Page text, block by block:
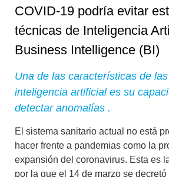
COVID-19 podría evitar
técnicas de Inteligencia
Business Intelligence (BI)
Una de las características de
inteligencia artificial es su
detectar anomalías .
El sistema sanitario actual no está
hacer frente a pandemias como la
expansión del coronavirus. Esta es
por la que el 14 de marzo se